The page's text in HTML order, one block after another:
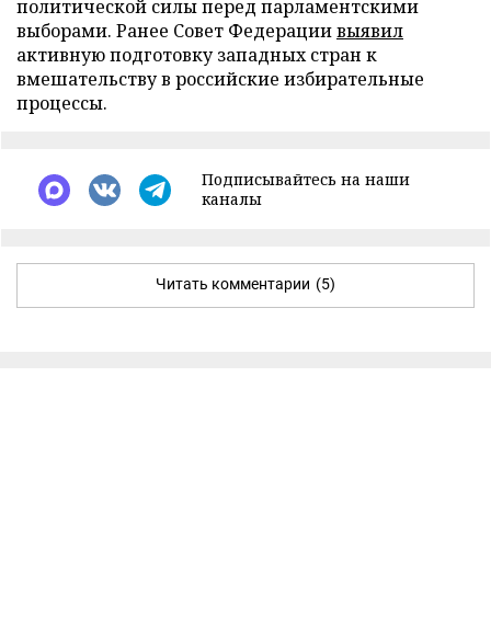
политической силы перед парламентскими
выборами. Ранее Совет Федерациивыявил
активную подготовку западных стран к
вмешательству в российские избирательные
процессы.
Подписывайтесь на наши
каналы
Читать комментарии (5)